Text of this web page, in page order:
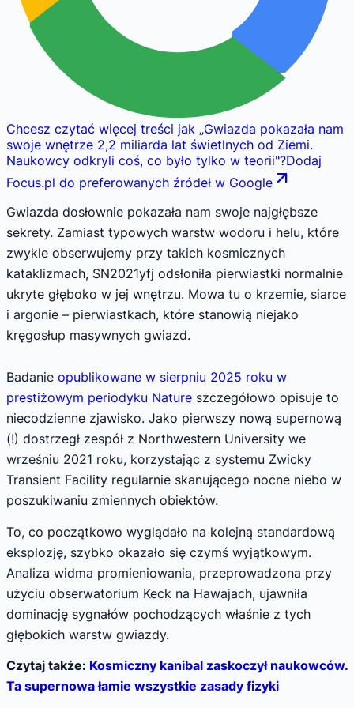
Chcesz czytać więcej treści jak „Gwiazda pokazała nam
swoje wnętrze 2,2 miliarda lat świetlnych od Ziemi.
Naukowcy odkryli coś, co było tylko w teorii"?Dodaj
Focus.pl do preferowanych źródeł w Google
Gwiazda dosłownie pokazała nam swoje najgłębsze
sekrety. Zamiast typowych warstw wodoru i helu, które
zwykle obserwujemy przy takich kosmicznych
kataklizmach, SN2021yfj odsłoniła pierwiastki normalnie
ukryte głęboko w jej wnętrzu. Mowa tu o krzemie, siarce
i argonie – pierwiastkach, które stanowią niejako
kręgosłup masywnych gwiazd.
Badanie opublikowane w sierpniu 2025 roku w
prestiżowym periodyku Nature szczegółowo opisuje to
niecodzienne zjawisko. Jako pierwszy nową supernową
(!) dostrzegł zespół z Northwestern University we
wrześniu 2021 roku, korzystając z systemu Zwicky
Transient Facility regularnie skanującego nocne niebo w
poszukiwaniu zmiennych obiektów.
To, co początkowo wyglądało na kolejną standardową
eksplozję, szybko okazało się czymś wyjątkowym.
Analiza widma promieniowania, przeprowadzona przy
użyciu obserwatorium Keck na Hawajach, ujawniła
dominację sygnałów pochodzących właśnie z tych
głębokich warstw gwiazdy.
Czytaj także: Kosmiczny kanibal zaskoczył naukowców.
Ta supernowa łamie wszystkie zasady fizyki